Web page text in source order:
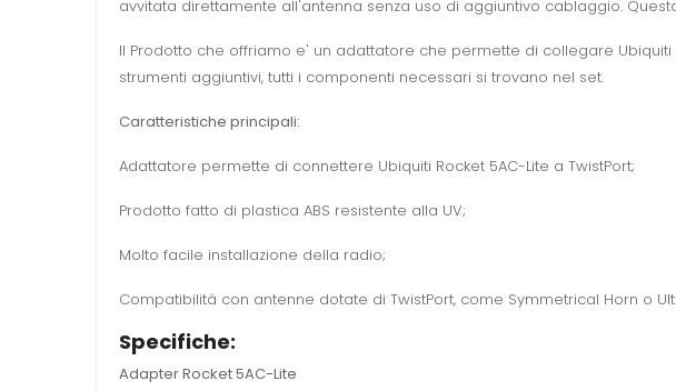
avvitata direttamente all'antenna senza uso di aggiuntivo cablaggio.
Il Prodotto che offriamo e' un adattatore che permette di collegare Ubiquiti
strumenti aggiuntivi, tutti i componenti necessari si trovano nel set.
Caratteristiche principali:
Adattatore permette di connettere Ubiquiti Rocket 5AC-Lite a TwistPort;
Prodotto fatto di plastica ABS resistente alla UV;
Molto facile installazione della radio;
Compatibilità con antenne dotate di TwistPort, come Symmetrical Horn o
Specifiche:
Adapter Rocket 5AC-Lite